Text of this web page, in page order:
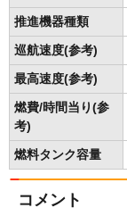
推進機器種類
巡航速度(参考)
最高速度(参考)
燃費/時間当り(参
考)
燃料タンク容量
コメント